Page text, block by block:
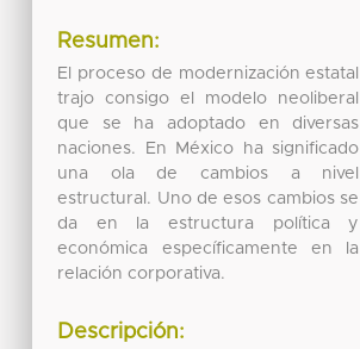
Resumen:
El proceso de modernización estatal
trajo consigo el modelo neoliberal
que se ha adoptado en diversas
naciones. En México ha significado
una ola de cambios a nivel
estructural. Uno de esos cambios se
da en la estructura política y
económica específicamente en la
relación corporativa.
Descripción: